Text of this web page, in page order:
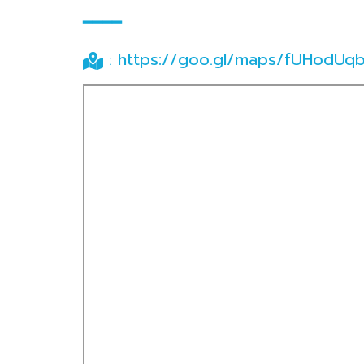
━━━━
: https://goo.gl/maps/